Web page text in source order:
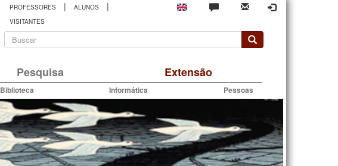
PROFESSORES | ALUNOS |
VISITANTES
Formulário
busca
Pesquisa Extensão
Biblioteca Informática Pessoas